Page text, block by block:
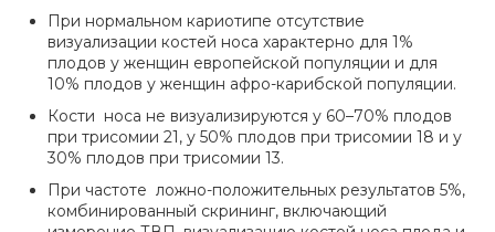
При нормальном кариотипе отсутствие
визуализации костей носа характерно для 1%
плодов у женщин европейской популяции и для
10% плодов у женщин афро-карибской популяции.
Кости носа не визуализируются у 60–70% плодов
при трисомии 21, у 50% плодов при трисомии 18 и у
30% плодов при трисомии 13.
При частоте ложно-положительных результатов 5%,
комбинированный скрининг, включающий